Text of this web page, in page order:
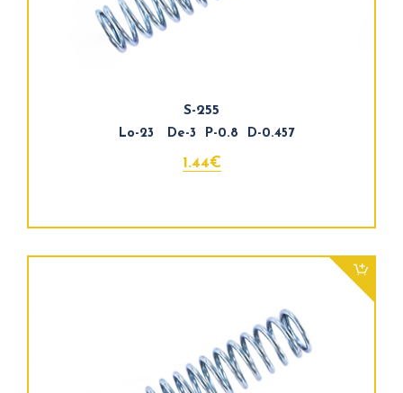
S-255
Lo-23 De-3 P-0.8 D-0.457
1.44€